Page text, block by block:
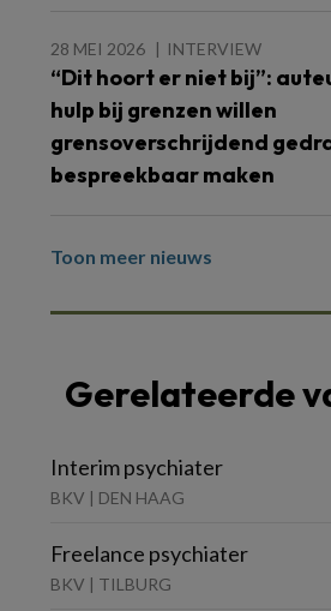
28 MEI 2026 INTERVIEW
“Dit hoort er niet bij”:
hulp bij grenzen willen
grensoverschrijdend
bespreekbaar maken
Toon meer nieuws
Gerelateerde
Interim psychiater
BKV | DEN HAAG
Freelance psychiater
BKV | TILBURG